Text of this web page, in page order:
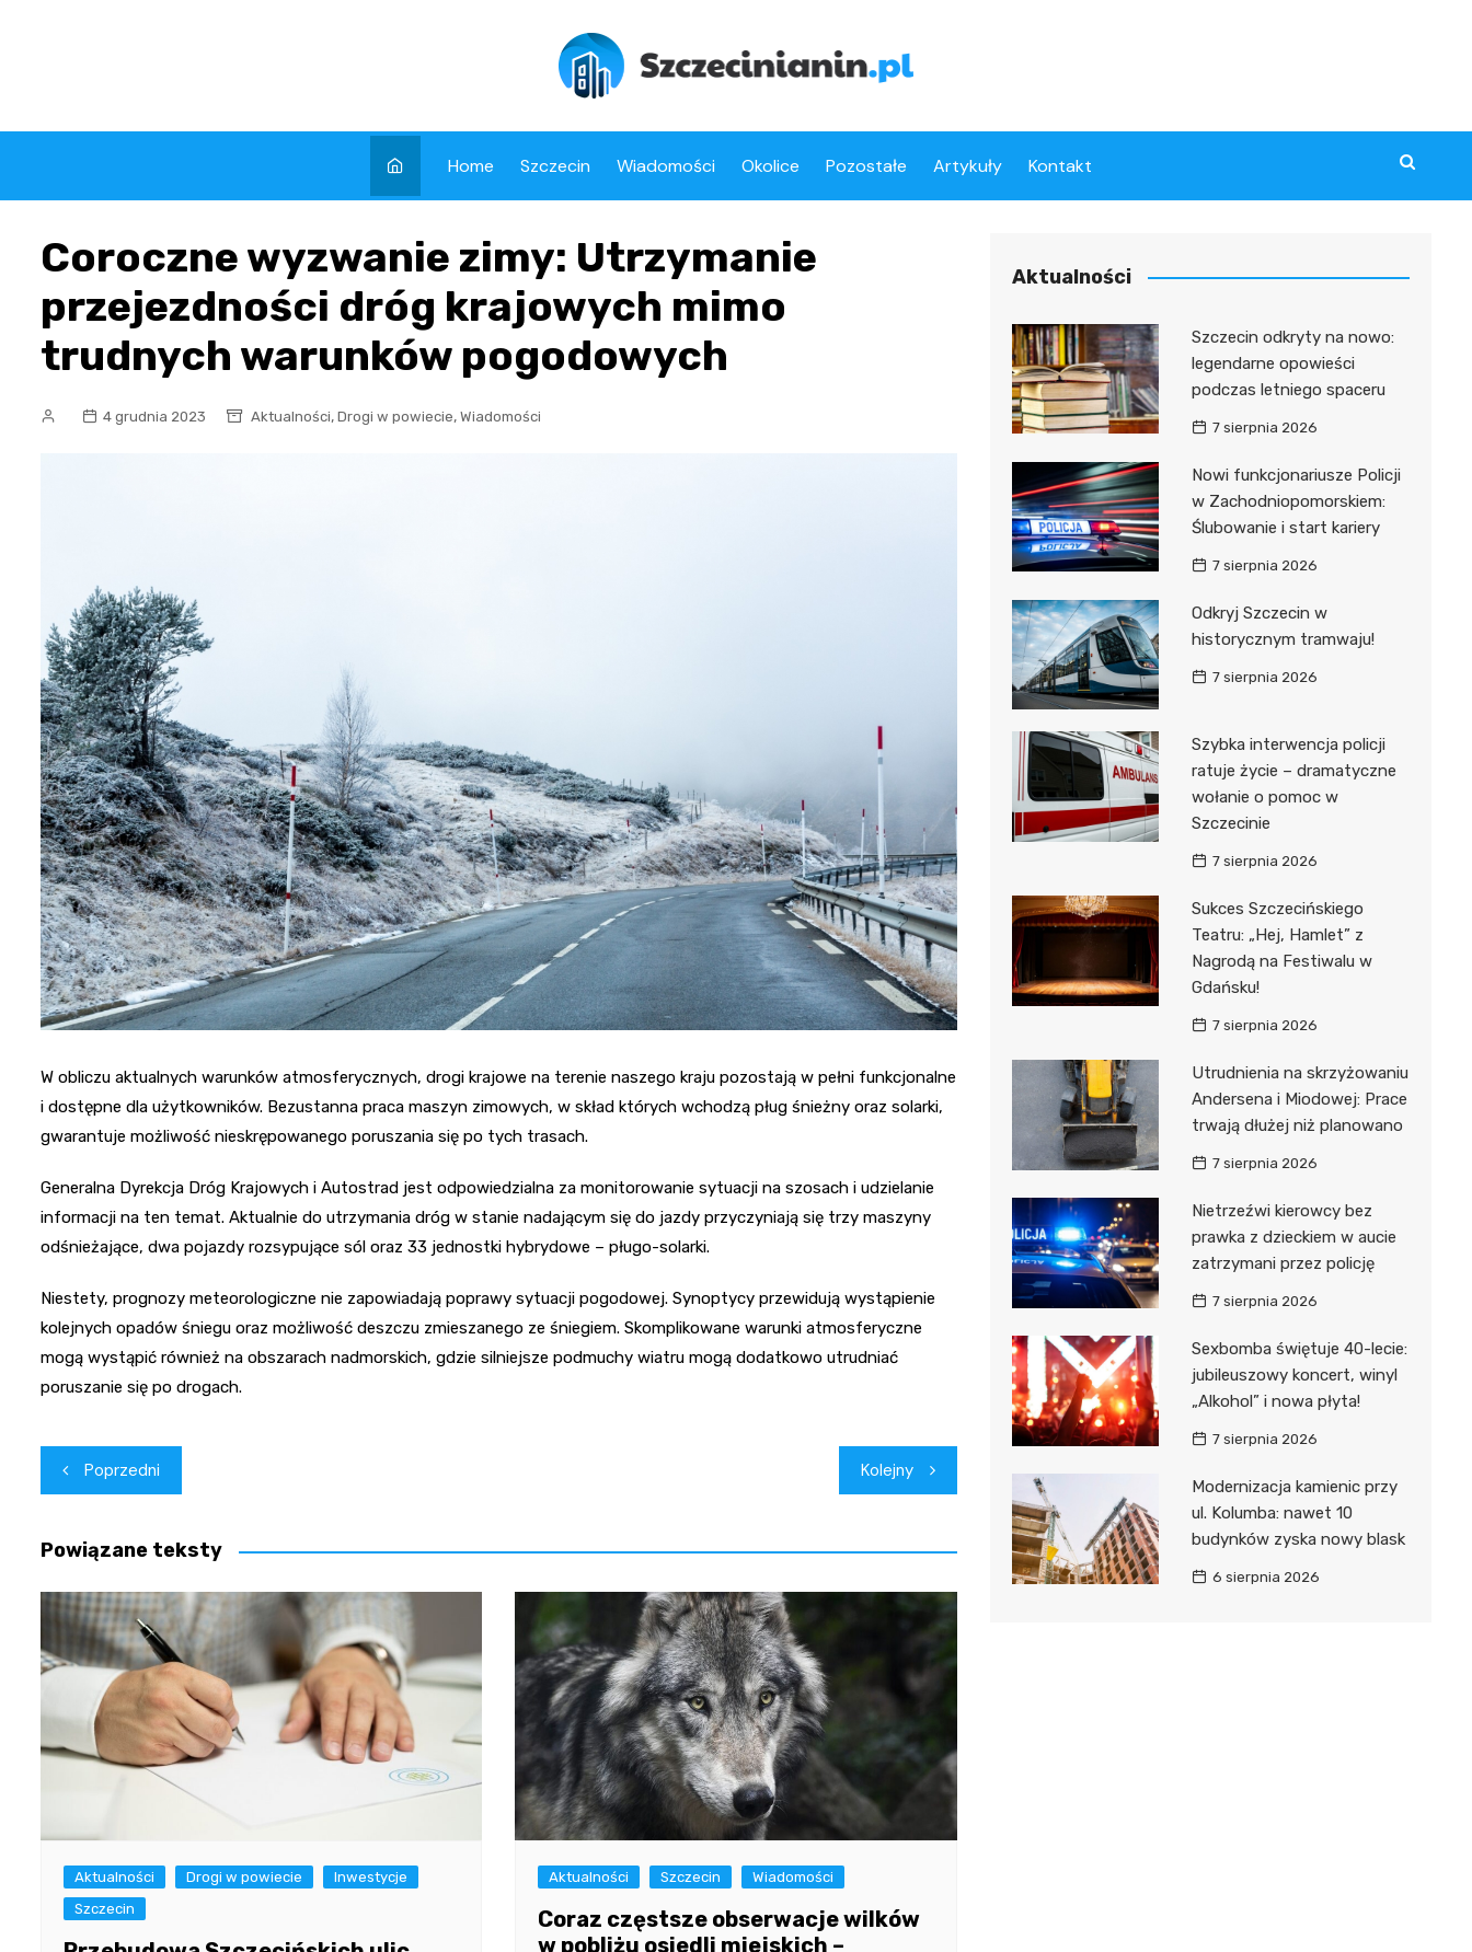
Home Szczecin Wiadomości Okolice Pozostałe Artykuły Kontakt
Coroczne wyzwanie zimy: Utrzymanie
przejezdności dróg krajowych mimo
trudnych warunków pogodowych
4 grudnia 2023 Aktualności, Drogi w powiecie, Wiadomości
W obliczu aktualnych warunków atmosferycznych, drogi krajowe na terenie naszego kraju pozostają w pełni funkcjonalne
i dostępne dla użytkowników. Bezustanna praca maszyn zimowych, w skład których wchodzą pług śnieżny oraz solarki,
gwarantuje możliwość nieskrępowanego poruszania się po tych trasach.
Generalna Dyrekcja Dróg Krajowych i Autostrad jest odpowiedzialna za monitorowanie sytuacji na szosach i udzielanie
informacji na ten temat. Aktualnie do utrzymania dróg w stanie nadającym się do jazdy przyczyniają się trzy maszyny
odśnieżające, dwa pojazdy rozsypujące sól oraz 33 jednostki hybrydowe – pługo-solarki.
Niestety, prognozy meteorologiczne nie zapowiadają poprawy sytuacji pogodowej. Synoptycy przewidują wystąpienie
kolejnych opadów śniegu oraz możliwość deszczu zmieszanego ze śniegiem. Skomplikowane warunki atmosferyczne
mogą wystąpić również na obszarach nadmorskich, gdzie silniejsze podmuchy wiatru mogą dodatkowo utrudniać
poruszanie się po drogach.
Nawigacja
wpisu
Poprzedni Kolejny
Powiązane teksty
Aktualności Drogi w powiecie
Inwestycje
Szczecin
Aktualności Szczecin Wiadomości
Coraz częstsze obserwacje wilków
w pobliżu osiedli miejskich –
Aktualności
Szczecin odkryty na nowo:
legendarne opowieści
podczas letniego spaceru
7 sierpnia 2026
Nowi funkcjonariusze Policji
w Zachodniopomorskiem:
Ślubowanie i start kariery
7 sierpnia 2026
Odkryj Szczecin w
historycznym tramwaju!
7 sierpnia 2026
Szybka interwencja policji
ratuje życie – dramatyczne
wołanie o pomoc w
Szczecinie
7 sierpnia 2026
Sukces Szczecińskiego
Teatru: „Hej, Hamlet” z
Nagrodą na Festiwalu w
Gdańsku!
7 sierpnia 2026
Utrudnienia na skrzyżowaniu
Andersena i Miodowej: Prace
trwają dłużej niż planowano
7 sierpnia 2026
Nietrzeźwi kierowcy bez
prawka z dzieckiem w aucie
zatrzymani przez policję
7 sierpnia 2026
Sexbomba świętuje 40-lecie:
jubileuszowy koncert, winyl
„Alkohol” i nowa płyta!
7 sierpnia 2026
Modernizacja kamienic przy
ul. Kolumba: nawet 10
budynków zyska nowy blask
6 sierpnia 2026